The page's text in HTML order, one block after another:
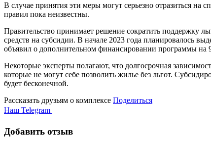
В случае принятия эти меры могут серьезно отразиться
правил пока неизвестны.
Правительство принимает решение сократить поддержку
средств на субсидии. В начале 2023 года планировалось
объявил о дополнительном финансировании программы
Некоторые эксперты полагают, что долгосрочная
которые не могут себе позволить жилье без льгот.
будет бесконечной.
Рассказать друзьям о комплексе Поделиться
Наш Telegram
Добавить отзыв